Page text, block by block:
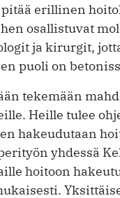
erillinen
osallistuvat
ja kirurgit,
puoli on
tekemään
Heille tulee
hakeudutaan
yhdessä
hoitoon